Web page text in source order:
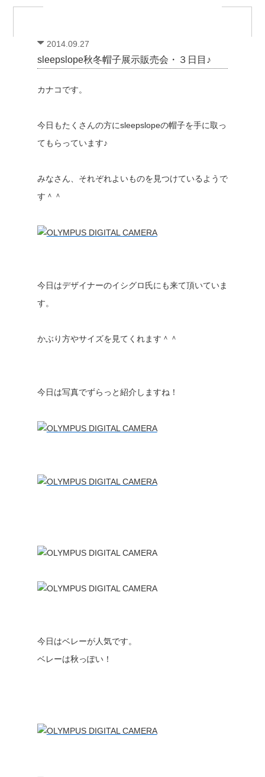
2014.09.27
sleepslope秋冬帽子展示販売会・３日目♪
カナコです。
今日もたくさんの方にsleepslopeの帽子を手に取っ
てもらっています♪
みなさん、それぞれよいものを見つけているようで
す＾＾
今日はデザイナーのイシグロ氏にも来て頂いていま
す。
かぶり方やサイズを見てくれます＾＾
今日は写真でずらっと紹介しますね！
今日はベレーが人気です。
ベレーは秋っぽい！